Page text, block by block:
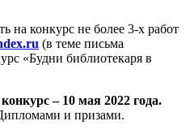
на конкурс не более 3-х работ
.ru (в теме письма
«Будни библиотекаря в
конкурс– 10 мая 2022 года.
и призами.